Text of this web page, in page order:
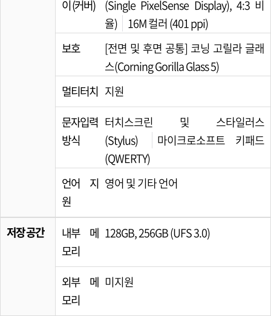
이 (커버)
(Single PixelSense Display), 4:3 비
율)
16M 컬러 (401 ppi)
보호
[전면 및 후면 공통] 코닝 고릴라 글래
스(Corning Gorilla Glass 5)
멀티터치 지원
문자입력
방식
터치스크린 및 스타일러스
(Stylus)
마이크로소프트 키패드
(QWERTY)
언어 지
원
영어 및 기타 언어
저장 공간
내부 메
모리
128GB, 256GB (UFS 3.0)
외부 메
모리
미지원